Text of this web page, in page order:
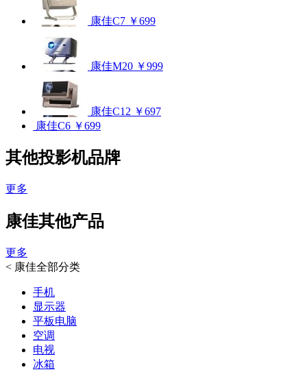
康佳C7 ￥699
康佳M20 ￥999
康佳C12 ￥697
康佳C6 ￥699
其他投影机品牌
更多
康佳其他产品
更多
< 康佳全部分类
手机
显示器
平板电脑
空调
电视
冰箱